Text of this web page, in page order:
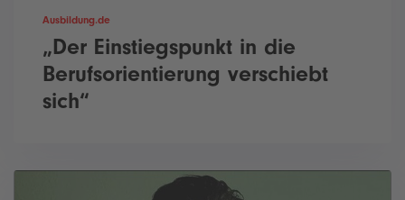
Ausbildung.de
„Der Einstiegspunkt in die
Berufsorientierung verschiebt
sich“